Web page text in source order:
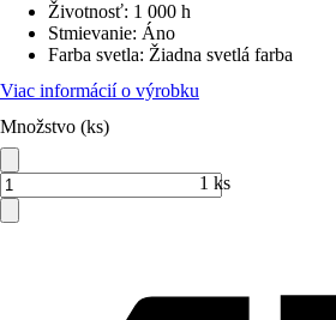
Životnosť: 1 000 h
Stmievanie: Áno
Farba svetla: Žiadna svetlá farba
Viac informácií o výrobku
Množstvo (ks)
1 ks